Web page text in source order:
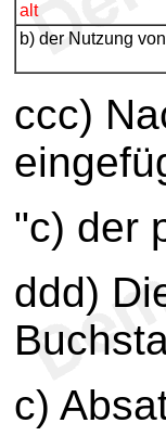
alt
b) der Nutzung
ccc)
"c) der
ddd)
c)